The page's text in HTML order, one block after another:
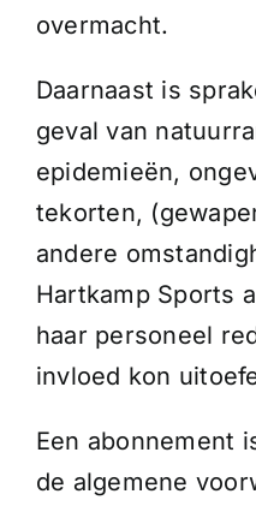
overmacht.
Daarnaast is
geval van
epidemieën,
tekorten,
andere
Hartkamp Sports
haar personeel
invloed kon
Een abonnement
de algemene